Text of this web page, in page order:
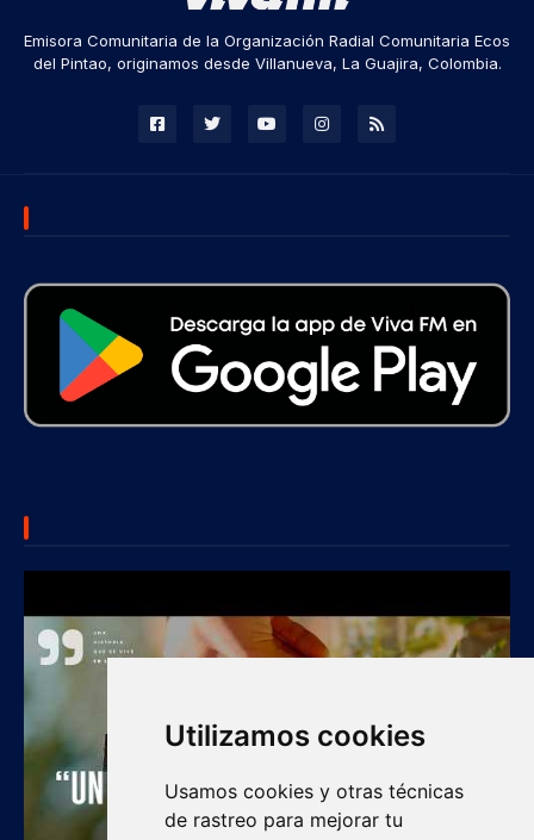
Utilizamos cookies
Usamos cookies y otras técnicas
de rastreo para mejorar tu
Emisora Comunitaria de la Organización Radial Comunitaria Ecos
del Pintao, originamos desde Villanueva, La Guajira, Colombia.